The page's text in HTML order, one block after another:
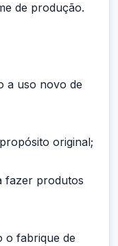
de produção.
a uso novo de
original;
fazer produtos
o fabrique de